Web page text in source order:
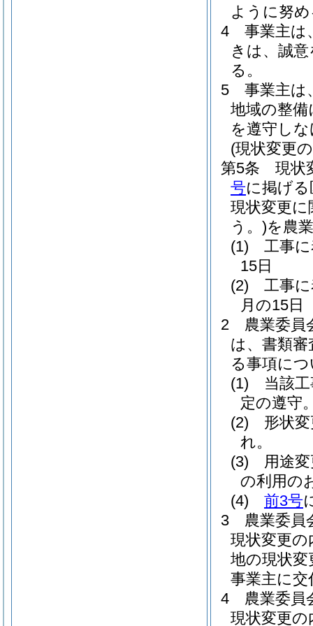
ように努
4
事業主は
きは、誠
る。
5
事業主は
地域の整
を遵守し
(現状変更
第5条
現状
号に掲げ
現状変更
う。)を農
(1)
工事
15日
(2)
工事
月の15日
2
農業委員
は、書類
る事項に
(1)
当該
定の遵守
(2)
形状
れ。
(3)
用途
の利用の
(4)
前3号
3
農業委員
現状変更
地の現状変
事業主に
4
農業委員
現状変更